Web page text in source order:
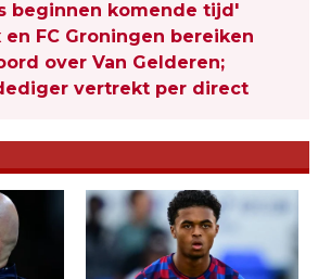
beginnen komende tijd'
en FC Groningen bereiken
over Van Gelderen;
vertrekt per direct